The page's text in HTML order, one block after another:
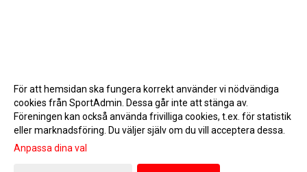
Gå till Webbversion
För att hemsidan ska fungera korrekt använder vi nödvändiga
cookies från SportAdmin. Dessa går inte att stänga av.
Föreningen kan också använda frivilliga cookies, t.ex. för statistik
eller marknadsföring. Du väljer själv om du vill acceptera dessa.
Anpassa dina val